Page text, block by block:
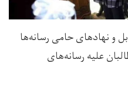
و نهادهای حامی رسانه‌ها
علیه رسانه‌های